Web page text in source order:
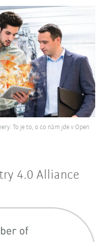
To je to, o co nám jde v Open
4.0 Alliance